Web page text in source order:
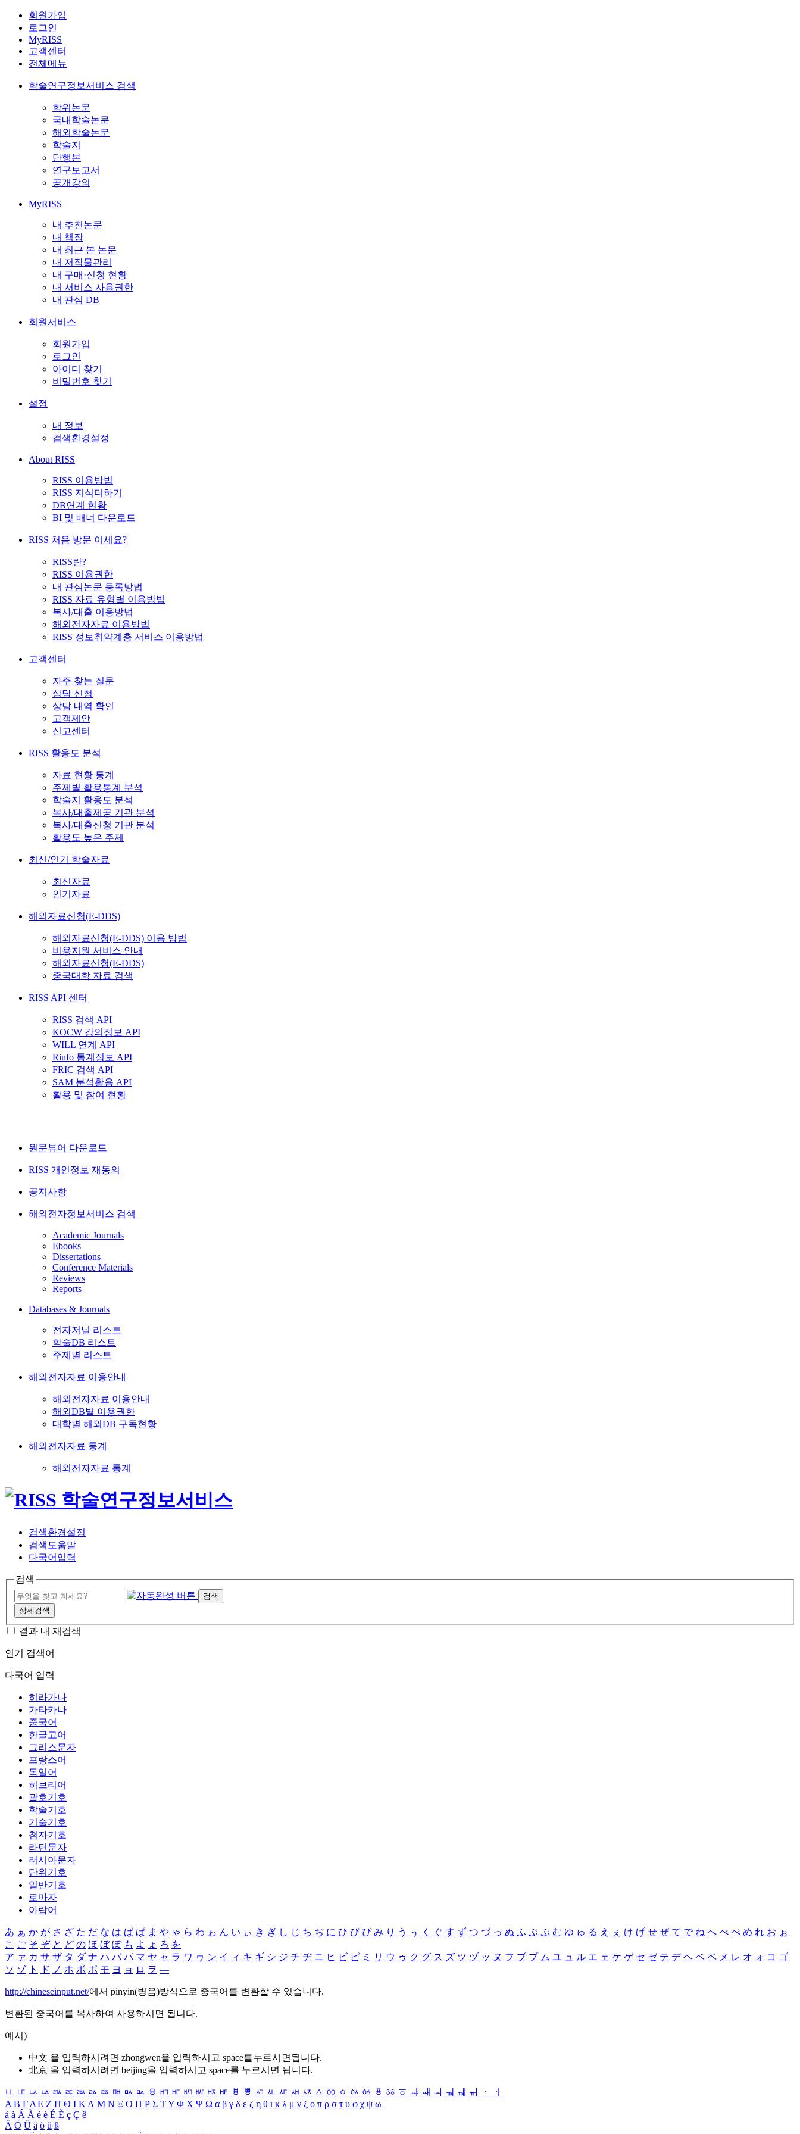
회원가입
로그인
MyRISS
고객센터
전체메뉴
학술연구정보서비스 검색
학위논문
국내학술논문
해외학술논문
학술지
단행본
연구보고서
공개강의
MyRISS
내 추천논문
내 책장
내 최근 본 논문
내 저작물관리
내 구매·신청 현황
내 서비스 사용권한
내 관심 DB
회원서비스
회원가입
로그인
아이디 찾기
비밀번호 찾기
설정
내 정보
검색환경설정
About RISS
RISS 이용방법
RISS 지식더하기
DB연계 현황
BI 및 배너 다운로드
RISS 처음 방문 이세요?
RISS란?
RISS 이용권한
내 관심논문 등록방법
RISS 자료 유형별 이용방법
복사/대출 이용방법
해외전자자료 이용방법
RISS 정보취약계층 서비스 이용방법
고객센터
자주 찾는 질문
상담 신청
상담 내역 확인
고객제안
신고센터
RISS 활용도 분석
자료 현황 통계
주제별 활용통계 분석
학술지 활용도 분석
복사/대출제공 기관 분석
복사/대출신청 기관 분석
활용도 높은 주제
최신/인기 학술자료
최신자료
인기자료
해외자료신청(E-DDS)
해외자료신청(E-DDS) 이용 방법
비용지원 서비스 안내
해외자료신청(E-DDS)
중국대학 자료 검색
RISS API 센터
RISS 검색 API
KOCW 강의정보 API
WILL 연계 API
Rinfo 통계정보 API
FRIC 검색 API
SAM 분석활용 API
활용 및 참여 현황
원문뷰어 다운로드
RISS 개인정보 재동의
공지사항
해외전자정보서비스 검색
Academic Journals
Ebooks
Dissertations
Conference Materials
Reviews
Reports
Databases & Journals
전자저널 리스트
학술DB 리스트
주제별 리스트
해외전자자료 이용안내
해외전자자료 이용안내
해외DB별 이용권한
대학별 해외DB 구독현황
해외전자자료 통계
해외전자자료 통계
검색환경설정
검색도움말
다국어입력
검색
검색
상세검색
결과 내 재검색
인기 검색어
다국어 입력
히라가나
가타카나
중국어
한글고어
그리스문자
프랑스어
독일어
히브리어
괄호기호
학술기호
기술기호
첨자기호
라틴문자
러시아문자
단위기호
일반기호
로마자
아랍어
あ ぁ か が さ ざ た だ な は ば ぱ ま や ゃ ら わ ゎ ん い ぃ き ぎ し じ ち ぢ に ひ び ぴ み り う ぅ く ぐ す ず つ づ っ ぬ ふ ぶ ぷ む ゆ ゅ る え ぇ け げ せ ぜ て で ね へ べ ぺ め れ お ぉ
こ ご そ ぞ と ど の ほ ぼ ぽ も よ ょ ろ を
ア ァ カ サ ザ タ ダ ナ ハ バ パ マ ヤ ャ ラ ワ ヮ ン イ ィ キ ギ シ ジ チ ヂ ニ ヒ ビ ピ ミ リ ウ ゥ ク グ ス ズ ツ ヅ ッ ヌ フ ブ プ ム ユ ュ ル エ ェ ケ ゲ セ ゼ テ デ ヘ ベ ペ メ レ オ ォ コ ゴ
ソ ゾ ト ド ノ ホ ボ ポ モ ヨ ョ ロ ヲ ―
http://chineseinput.net/에서 pinyin(병음)방식으로 중국어를 변환할 수 있습니다.
변환된 중국어를 복사하여 사용하시면 됩니다.
예시)
中文 을 입력하시려면 zhongwen을 입력하시고 space를누르시면됩니다.
北京 을 입력하시려면 beijing을 입력하시고 space를 누르시면 됩니다.
ㅥ ㅦ ㅧ ㅨ ㅩ ㅪ ㅫ ㅬ ㅭ ㅮ ㅯ ㅰ ㅱ ㅲ ㅳ ㅴ ㅵ ㅶ ㅷ ㅸ ㅹ ㅺ ㅻ ㅼ ㅽ ㅾ ㅿ ㆀ ㆁ ㆂ ㆃ ㆄ ㆅ ㆆ ㆇ ㆈ ㆉ ㆊ ㆋ ㆌ ㆍ
ㆎ
Α Β ΓΔ Ε Ζ Η Θ Ι ΚΛ Μ Ν Ξ Ο Π Ρ Σ ΤΥ Φ Χ Ψ Ω α β γ δ ε ζ η θ ι κ λ μ ν ξ ο π ρ σ τ υ φ χ ψ ω
á à Á À é è É È ç Ç ê
Ä Ö Ü ä ö ü ß